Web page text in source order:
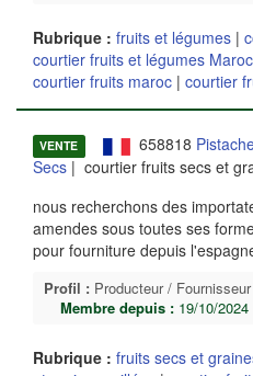
Rubrique : fruits et légumes |
courtier fruits et légumes Maroc
courtier fruits maroc | courtier
VENTE 658818
Secs | courtier fruits secs et
nous recherchons des
amendes sous toutes ses
pour fourniture depuis
Profil : Producteur / Fournisseur
Membre depuis : 19/10/2024
Rubrique : fruits secs et